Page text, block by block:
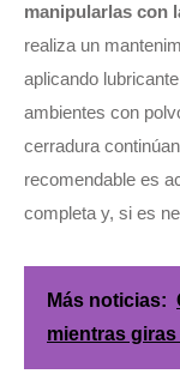
manipularlas con
realiza un
aplicando
ambientes con
cerradura
recomendable es
completa y, si es
Más noticias:
mientras